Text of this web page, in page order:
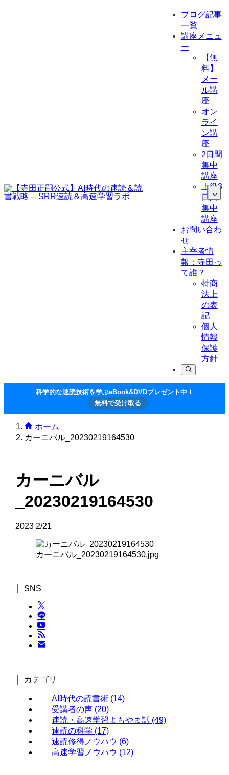
ブログ記事
一覧
講座メニュ
ー
【無
料】
メー
ル講
座
オン
ライ
ン講
座
2日間
集中
講座
上級3
日間
集中
講座
お問い合わ
せ
主宰者情
報：寺田っ
て誰？
特商
法上
の表
記
個人
情報
保護
方針
科学的な速読技術を学ぶeBook&DVDプレゼント中！
無料で受け取る
ホーム
カーニバル_20230219164530
カーニバル
_20230219164530
2023 2/21
カーニバル_20230219164530.jpg
SNS
カテゴリ
AI時代の読書術 (14)
受講者の声 (20)
速読・高速学習よもやま話 (49)
速読の科学 (17)
速読修得ノウハウ (6)
高速学習ノウハウ (12)